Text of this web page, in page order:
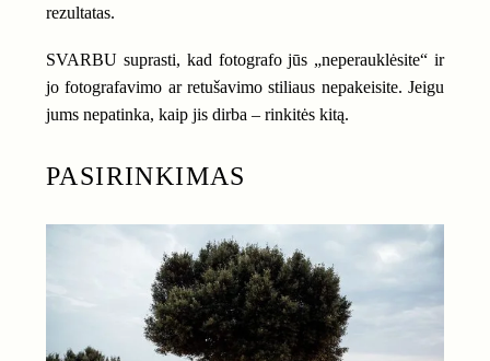
rezultatas.
SVARBU suprasti, kad fotografo jūs „neperauklėsite“ ir
jo fotografavimo ar retušavimo stiliaus nepakeisite. Jeigu
jums nepatinka, kaip jis dirba – rinkitės kitą.
PASIRINKIMAS